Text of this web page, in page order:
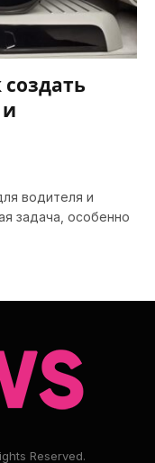
водителя и
задача, особенно
Reserved.